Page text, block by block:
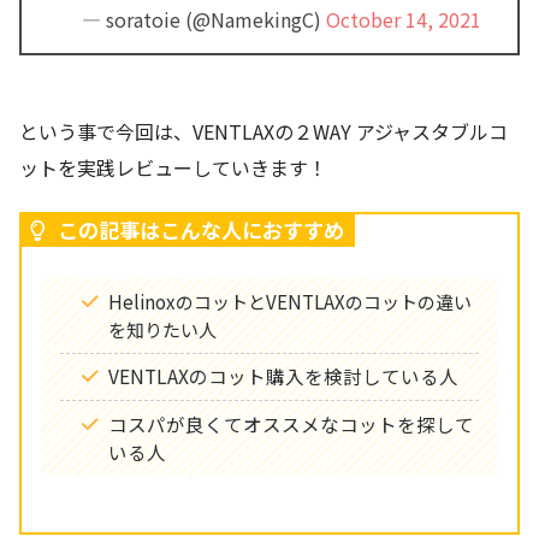
— soratoie (@NamekingC) October 14, 2021
という事で今回は、VENTLAXの２WAY アジャスタブルコ
ットを実践レビューしていきます！
この記事はこんな人におすすめ
HelinoxのコットとVENTLAXのコットの違い
を知りたい人
VENTLAXのコット購入を検討している人
コスパが良くてオススメなコットを探して
いる人